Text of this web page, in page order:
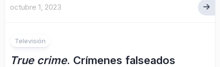
octubre 1, 2023
Televisión
True crime. Crímenes falseados